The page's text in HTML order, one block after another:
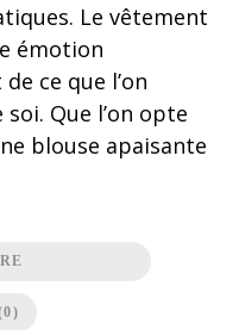
Le vêtement
émotion
ce que l’on
Que l’on opte
blouse apaisante